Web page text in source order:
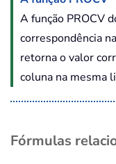
A função PROCV
correspondência
retorna o valor
coluna na mesma
Fórmulas